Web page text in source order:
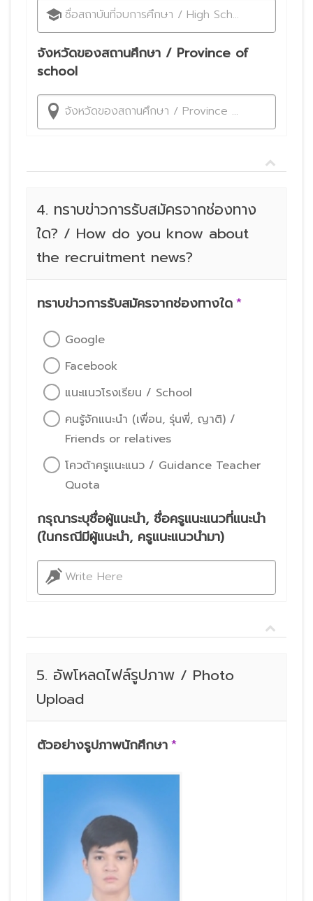
ชื่อสถาบันที่จบการศึกษา / High School
จังหวัดของสถานศึกษา / Province of
school
จังหวัดของสถานศึกษา / Province of school
4. ทราบข่าวการรับสมัครจากช่องทาง
ใด? / How do you know about
the recruitment news?
ทราบข่าวการรับสมัครจากช่องทางใด*
Google
Facebook
แนะแนวโรงเรียน / School
คนรู้จักแนะนำ (เพื่อน, รุ่นพี่, ญาติ) /
Friends or relatives
โควต้าครูแนะแนว / Guidance Teacher
Quota
กรุณาระบุชื่อผู้แนะนำ, ชื่อครูแนะแนวที่แนะนำ
(ในกรณีมีผู้แนะนำ, ครูแนะแนวนำมา)
Write Here
5. อัพโหลดไฟล์รูปภาพ / Photo
Upload
ตัวอย่างรูปภาพนักศึกษา*